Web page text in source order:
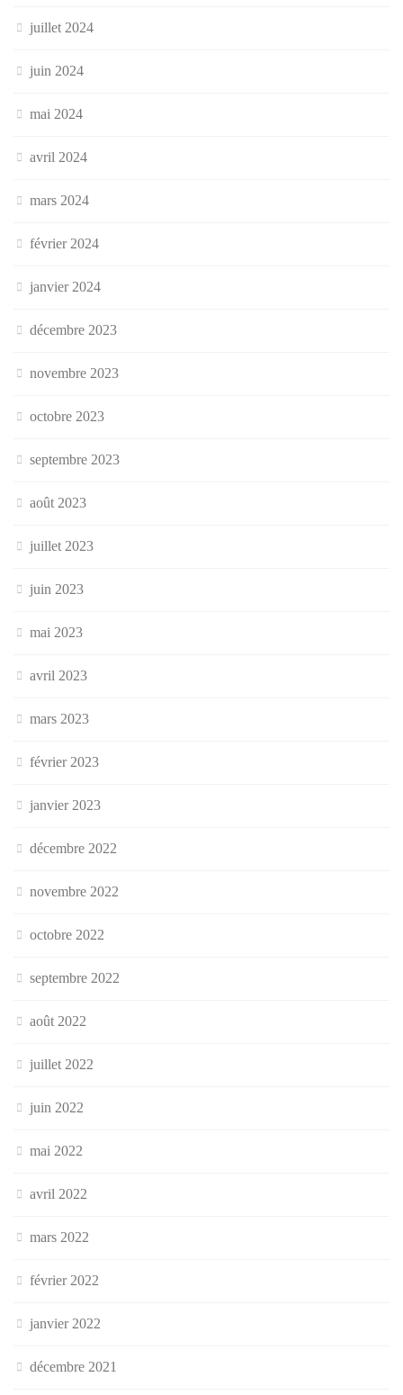
juillet 2024
juin 2024
mai 2024
avril 2024
mars 2024
février 2024
janvier 2024
décembre 2023
novembre 2023
octobre 2023
septembre 2023
août 2023
juillet 2023
juin 2023
mai 2023
avril 2023
mars 2023
février 2023
janvier 2023
décembre 2022
novembre 2022
octobre 2022
septembre 2022
août 2022
juillet 2022
juin 2022
mai 2022
avril 2022
mars 2022
février 2022
janvier 2022
décembre 2021